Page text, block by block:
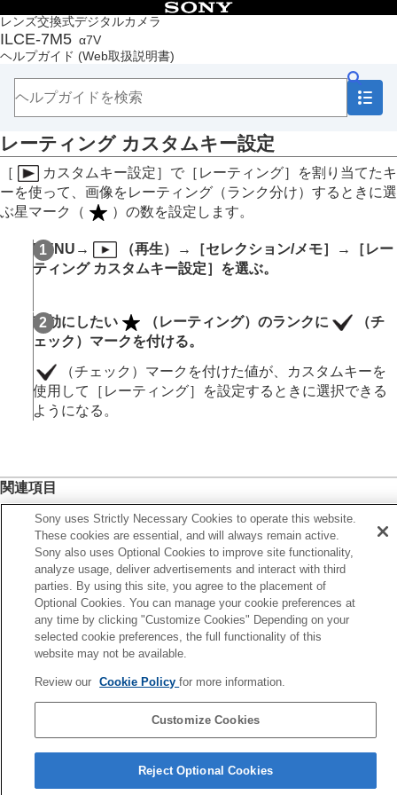
レンズ交換式デジタルカメラ
ILCE-7M5 α7V
ヘルプガイド (Web取扱説明書)
目次
トップページ
ヘルプガイドの使いかた
本体と付属品を確認する
本機の基本操作
準備/基本的な撮影
MENU一覧から機能を探す
撮影機能を活用する
カメラをカスタマイズする
この章の目次
画像を見る
送り設定）
撮影した画像を保護する（
画像に情報を追加する
レーティング
レーティング カスタムキー設定
クリップフラグ
動画から静止画を切り出す
画像を削除する
テレビと接続して画像を見る
カメラの設定を変更する
スマートフォンでできること
パソコンでできること
クラウドサービスを利用する
故障かな？と思ったら
レーティング カスタムキー設定
［ カスタムキー設定］ で［レーティング］
を割り当てたキ
ーを使って、画像をレーティング（ランク分け）するときに選
ぶ星マーク（
）の数を設定します。
MENU → （再生）→ ［セレクション/メモ］ →
［レー
ティング カスタムキー設定］ を選ぶ。
有効にしたい （レーティング）のランクに
（チ
ェック）マークを付ける。
（チェック）マークを付けた値が、カスタムキーを
使用して
［レーティング］
を設定するときに選択できる
ようになる。
関連項目
レーティング
よく使う機能をボタンやダイヤルに割り当てる（カスタム
キー/ダイヤル設定）
ティング
次へ
言語選択ページへ
5-069-971-01(4)
Sony uses Strictly Necessary Cookies to operate this website.
These cookies are essential, and will always remain active.
Sony also uses Optional Cookies to improve site functionality,
analyze usage, deliver advertisements and interact with third
parties. By using this site, you agree to the placement of
Optional Cookies. You can manage your cookie preferences at
any time by clicking "Customize Cookies" Depending on your
selected cookie preferences, the full functionality of this
website may not be available.
Review our Cookie Policyfor more information.
Customize Cookies
Reject Optional Cookies